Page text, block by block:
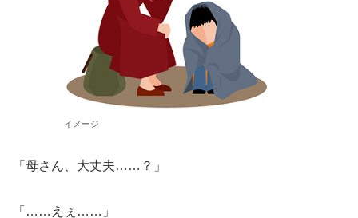
イメージ
「母さん、大丈夫……？」
「……えぇ……」